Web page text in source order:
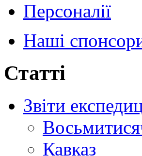
Персоналії
Наші
Статті
Звіти
Кавказ